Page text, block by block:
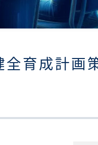
全育成計画